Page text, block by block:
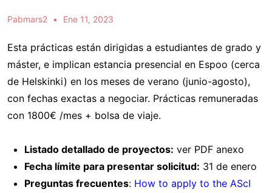
Pabmars2 Ene 11, 2023
Esta prácticas están dirigidas a estudiantes de grado y
máster, e implican estancia presencial en Espoo (cerca
de Helskinki) en los meses de verano (junio-agosto),
con fechas exactas a negociar. Prácticas remuneradas
con 1800€ /mes + bolsa de viaje.
Listado detallado de proyectos: ver PDF anexo
Fecha límite para presentar solicitud: 31 de enero
Preguntas frecuentes: How to apply to the AScI